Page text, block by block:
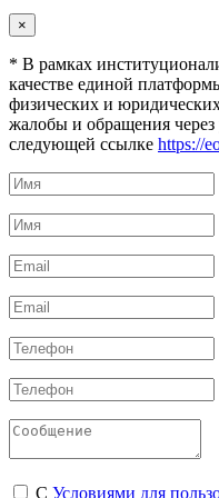
×
* В рамках
качестве единой
физических и
жалобы и обращения
следующей ссылке https://
С Условиями для